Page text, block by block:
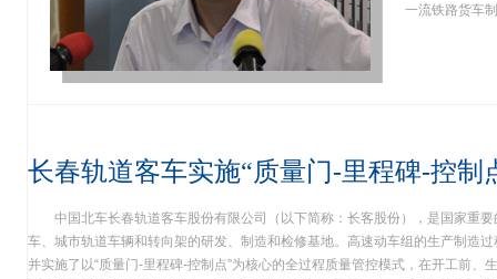
一流铁路货车
长春轨道客车实施“质量门-里程碑-控制
中国北车长春轨道客车股份有限公司（以下简称：长客股份），是国家重
车、城市轨道车辆和转向架的研发、制造和检修基地。高速动车组的生产制造
并实施了以“质量门-里程碑-控制点”为核心的全过程质量管控模式，在开工前、